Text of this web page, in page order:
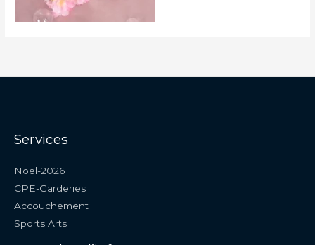
Services
Noel-2026
CPE-Garderies
Accouchement
Sports Arts